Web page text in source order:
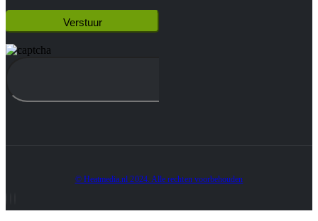
© Heatmedia.nl 2024. Alle rechten voorbehouden